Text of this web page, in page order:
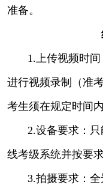
准备。
1.上传视频时
进行视频录制（准
考生须在规定时间
2.设备要求：
线考级系统并按要
3.拍摄要求：